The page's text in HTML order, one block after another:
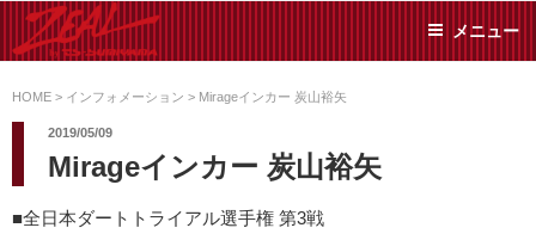
ン
ツ
ス
キ
SUMIYAMA
た日常メンテから各種チ
ューニングまで、車に関
リーでお任せください!
メニュー
HOME > インフォメーション > Mirageインカー 炭山裕矢
2019/05/09
Mirageインカー 炭山裕矢
■全日本ダートトライアル選手権 第3戦